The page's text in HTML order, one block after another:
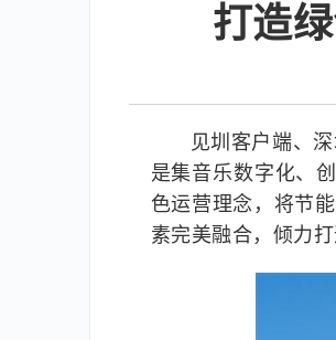
打造
见圳客户端、
是集音乐数字化、
色运营理念，将节
素完美融合，倾力打